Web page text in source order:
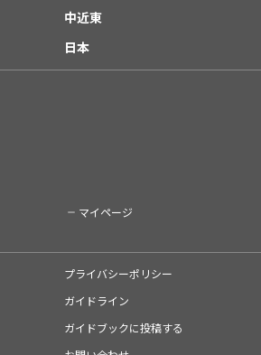
中近東
日本
マイページ
プライバシーポリシー
ガイドライン
ガイドブックに投稿する